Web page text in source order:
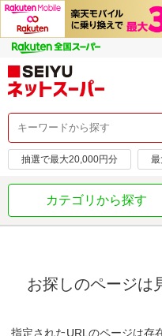
抽選で最大20,000円分 最
カテゴリから探す
お探しのページは
指定されたURLのページは存